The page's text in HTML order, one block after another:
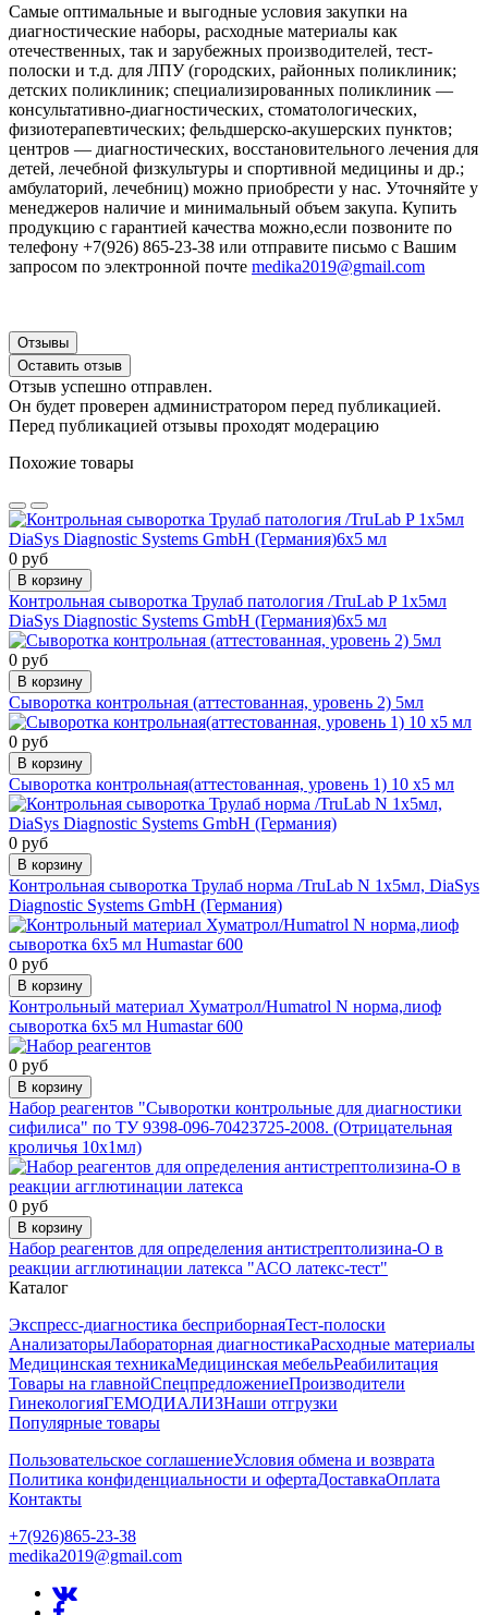
Самые оптимальные и выгодные условия закупки на
диагностические наборы, расходные материалы как
отечественных, так и зарубежных производителей, тест-
полоски и т.д. для ЛПУ (городских, районных поликлиник;
детских поликлиник; специализированных поликлиник —
консультативно-диагностических, стоматологических,
физиотерапевтических; фельдшерско-акушерских пунктов;
центров — диагностических, восстановительного лечения для
детей, лечебной физкультуры и спортивной медицины и др.;
амбулаторий, лечебниц) можно приобрести у нас. Уточняйте у
менеджеров наличие и минимальный объем закупа. Купить
продукцию с гарантией качества можно,если позвоните по
телефону +7(926) 865-23-38 или отправите письмо с Вашим
запросом по электронной почте medika2019@gmail.com
Отзывы
Оставить отзыв
Отзыв успешно отправлен.
Он будет проверен администратором перед публикацией.
Перед публикацией отзывы проходят модерацию
Похожие товары
0 руб
В корзину
Контрольная сыворотка Трулаб патология /TruLab P 1х5мл
DiaSys Diagnostic Systems GmbH (Германия)6х5 мл
0 руб
В корзину
Сыворотка контрольная (аттестованная, уровень 2) 5мл
0 руб
В корзину
Сыворотка контрольная(аттестованная, уровень 1) 10 х5 мл
0 руб
В корзину
Контрольная сыворотка Трулаб норма /TruLab N 1х5мл, DiaSys
Diagnostic Systems GmbH (Германия)
0 руб
В корзину
Контрольный материал Хуматрол/Humatrol N норма,лиоф
сыворотка 6х5 мл Humastar 600
0 руб
В корзину
Набор реагентов "Сыворотки контрольные для диагностики
сифилиса" по ТУ 9398-096-70423725-2008. (Отрицательная
кроличья 10х1мл)
0 руб
В корзину
Набор реагентов для определения антистрептолизина-О в
реакции агглютинации латекса "АСО латекс-тест"
Каталог
Экспресс-диагностика бесприборнаяТест-полоски
АнализаторыЛабораторная диагностикаРасходные материалы
Медицинская техникаМедицинская мебельРеабилитация
Товары на главнойСпецпредложениеПроизводители
ГинекологияГЕМОДИАЛИЗНаши отгрузки
Популярные товары
Пользовательское соглашениеУсловия обмена и возврата
Политика конфиденциальности и офертаДоставкаОплата
Контакты
+7(926)865-23-38
medika2019@gmail.com